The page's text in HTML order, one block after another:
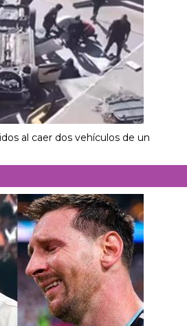
al caer dos vehículos de un